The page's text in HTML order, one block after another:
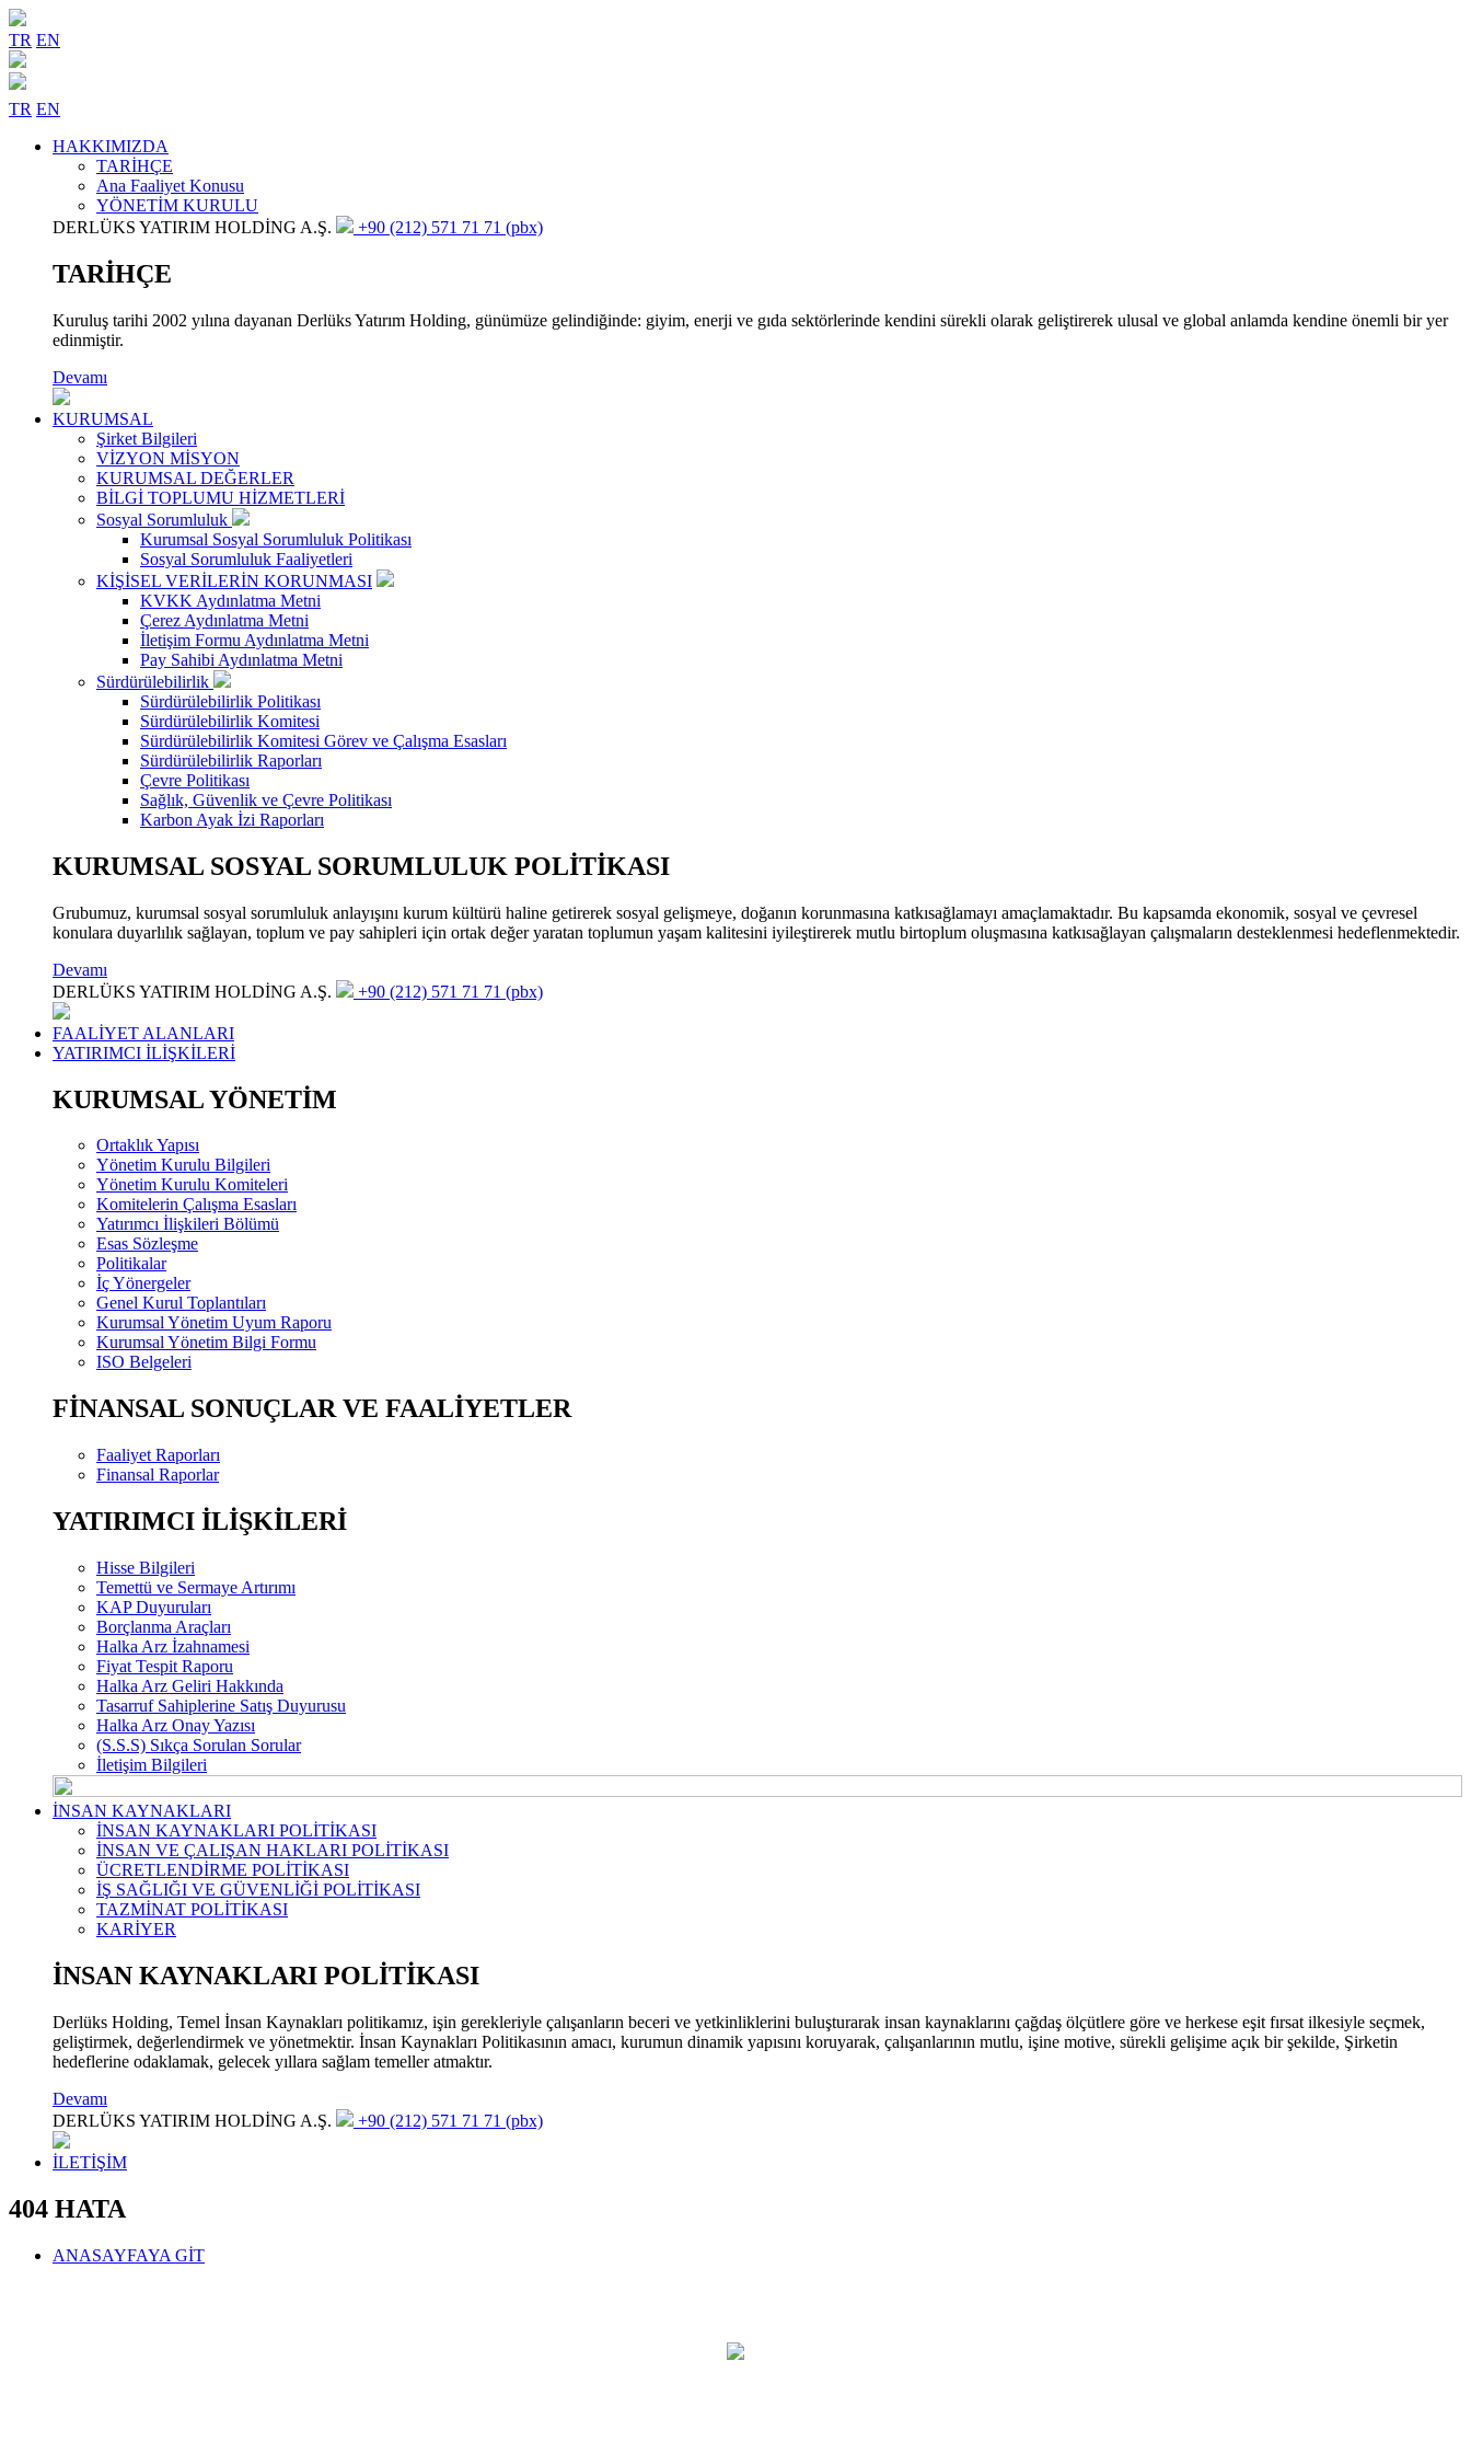
TR EN
TR EN
HAKKIMIZDA
TARİHÇE
Ana Faaliyet Konusu
YÖNETİM KURULU
DERLÜKS YATIRIM HOLDİNG A.Ş.
+90 (212) 571 71 71 (pbx)
TARİHÇE
Kuruluş tarihi 2002 yılına dayanan Derlüks Yatırım Holding, günümüze gelindiğinde: giyim, enerji ve gıda sektörlerinde kendini sürekli olarak geliştirerek ulusal ve global anlamda kendine önemli bir yer
edinmiştir.
Devamı
KURUMSAL
Şirket Bilgileri
VİZYON MİSYON
KURUMSAL DEĞERLER
BİLGİ TOPLUMU HİZMETLERİ
Sosyal Sorumluluk
Kurumsal Sosyal Sorumluluk Politikası
Sosyal Sorumluluk Faaliyetleri
KİŞİSEL VERİLERİN KORUNMASI
KVKK Aydınlatma Metni
Çerez Aydınlatma Metni
İletişim Formu Aydınlatma Metni
Pay Sahibi Aydınlatma Metni
Sürdürülebilirlik
Sürdürülebilirlik Politikası
Sürdürülebilirlik Komitesi
Sürdürülebilirlik Komitesi Görev ve Çalışma Esasları
Sürdürülebilirlik Raporları
Çevre Politikası
Sağlık, Güvenlik ve Çevre Politikası
Karbon Ayak İzi Raporları
KURUMSAL SOSYAL SORUMLULUK POLİTİKASI
Grubumuz, kurumsal sosyal sorumluluk anlayışını kurum kültürü haline getirerek sosyal gelişmeye, doğanın korunmasına katkısağlamayı amaçlamaktadır. Bu kapsamda ekonomik, sosyal ve çevresel
konulara duyarlılık sağlayan, toplum ve pay sahipleri için ortak değer yaratan toplumun yaşam kalitesini iyileştirerek mutlu birtoplum oluşmasına katkısağlayan çalışmaların desteklenmesi hedeflenmektedir.
Devamı
DERLÜKS YATIRIM HOLDİNG A.Ş.
+90 (212) 571 71 71 (pbx)
FAALİYET ALANLARI
YATIRIMCI İLİŞKİLERİ
KURUMSAL YÖNETİM
Ortaklık Yapısı
Yönetim Kurulu Bilgileri
Yönetim Kurulu Komiteleri
Komitelerin Çalışma Esasları
Yatırımcı İlişkileri Bölümü
Esas Sözleşme
Politikalar
İç Yönergeler
Genel Kurul Toplantıları
Kurumsal Yönetim Uyum Raporu
Kurumsal Yönetim Bilgi Formu
ISO Belgeleri
FİNANSAL SONUÇLAR VE FAALİYETLER
Faaliyet Raporları
Finansal Raporlar
YATIRIMCI İLİŞKİLERİ
Hisse Bilgileri
Temettü ve Sermaye Artırımı
KAP Duyuruları
Borçlanma Araçları
Halka Arz İzahnamesi
Fiyat Tespit Raporu
Halka Arz Geliri Hakkında
Tasarruf Sahiplerine Satış Duyurusu
Halka Arz Onay Yazısı
(S.S.S) Sıkça Sorulan Sorular
İletişim Bilgileri
İNSAN KAYNAKLARI
İNSAN KAYNAKLARI POLİTİKASI
İNSAN VE ÇALIŞAN HAKLARI POLİTİKASI
ÜCRETLENDİRME POLİTİKASI
İŞ SAĞLIĞI VE GÜVENLİĞİ POLİTİKASI
TAZMİNAT POLİTİKASI
KARİYER
İNSAN KAYNAKLARI POLİTİKASI
Derlüks Holding, Temel İnsan Kaynakları politikamız, işin gerekleriyle çalışanların beceri ve yetkinliklerini buluşturarak insan kaynaklarını çağdaş ölçütlere göre ve herkese eşit fırsat ilkesiyle seçmek,
geliştirmek, değerlendirmek ve yönetmektir. İnsan Kaynakları Politikasının amacı, kurumun dinamik yapısını koruyarak, çalışanlarının mutlu, işine motive, sürekli gelişime açık bir şekilde, Şirketin
hedeflerine odaklamak, gelecek yıllara sağlam temeller atmaktır.
Devamı
DERLÜKS YATIRIM HOLDİNG A.Ş.
+90 (212) 571 71 71 (pbx)
İLETİŞİM
404 HATA
ANASAYFAYA GİT